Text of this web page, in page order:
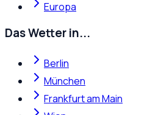
Europa
Das Wetter in...
Berlin
München
Frankfurt am Main